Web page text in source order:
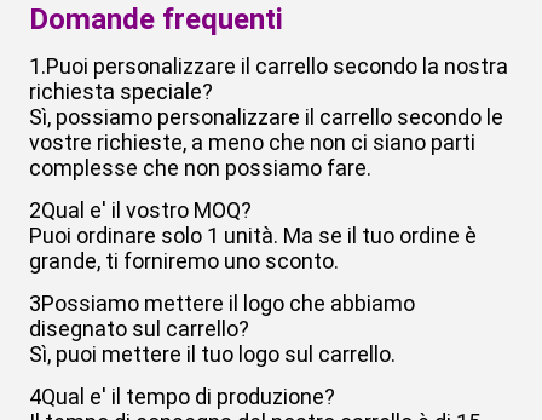
Domande frequenti
1.Puoi personalizzare il carrello secondo la nostra
richiesta speciale?
Sì, possiamo personalizzare il carrello secondo le
vostre richieste, a meno che non ci siano parti
complesse che non possiamo fare.
2Qual e' il vostro MOQ?
Puoi ordinare solo 1 unità. Ma se il tuo ordine è
grande, ti forniremo uno sconto.
3Possiamo mettere il logo che abbiamo
disegnato sul carrello?
Sì, puoi mettere il tuo logo sul carrello.
4Qual e' il tempo di produzione?